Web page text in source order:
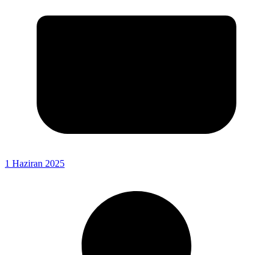
1 Haziran 2025